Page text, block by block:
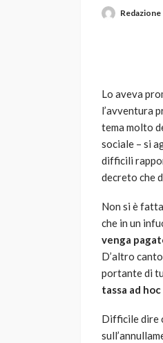
Redazione
Lo aveva
l’avventura
tema molto
sociale – si
difficili
decreto che
Non si è
che in un
venga
D’altro
portante di
tassa ad hoc
Difficile dire